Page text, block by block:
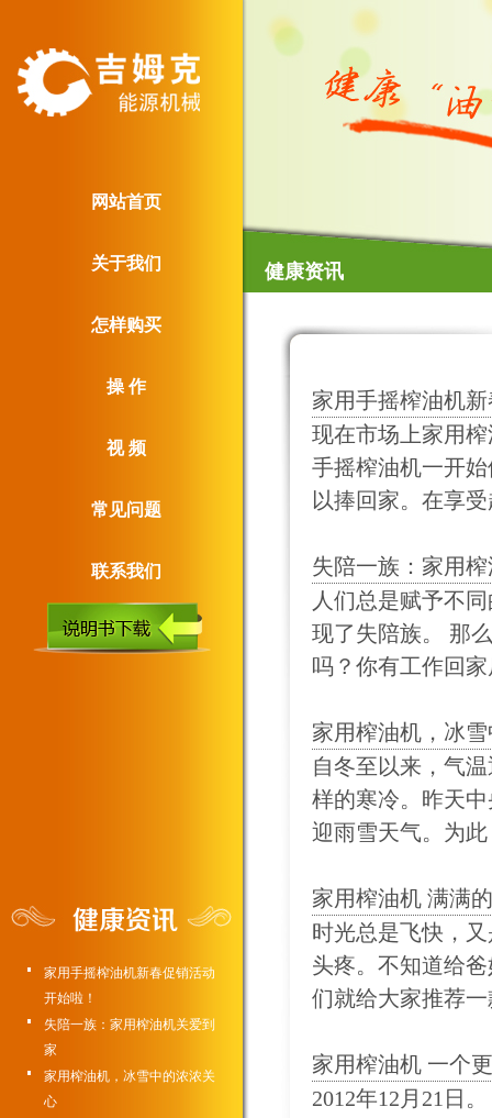
网站首页
关于我们
怎样购买
操 作
视 频
常见问题
联系我们
家用手摇榨油机新春促销活动
开始啦！
失陪一族：家用榨油机关爱到
家
家用榨油机，冰雪中的浓浓关
心
健康资讯
家用手摇榨油机
现在市场上家用
手摇榨油机一开
以捧回家。在享
失陪一族：家用
人们总是赋予不
现了失陪族。 那
吗？你有工作回
家用榨油机，冰
自冬至以来，气
样的寒冷。昨天
迎雨雪天气。为
家用榨油机 满满
时光总是飞快，
头疼。不知道给
们就给大家推荐
家用榨油机 一个
2012年12月21日